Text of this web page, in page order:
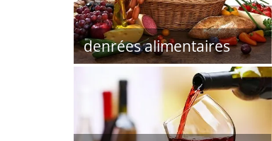
denrées alimentaires